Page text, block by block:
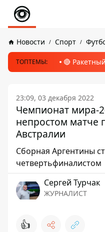
Новости Спорт
ТОПТЕМЫ: 🔴
23:09, 03 декабря 2022
Чемпионат мира-
непростом матче
Австралии
Сборная Аргентины
четвертьфиналистом
Сергей Турчак
ЖУРНАЛИСТ
👍